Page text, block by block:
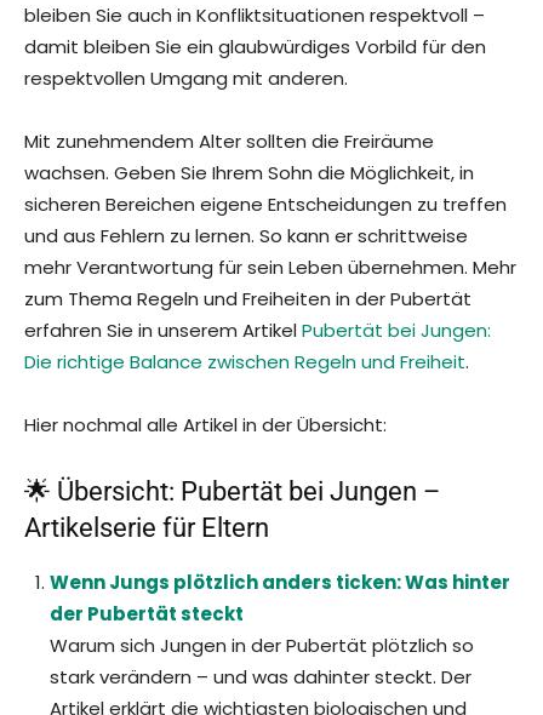
bleiben Sie auch in Konfliktsituationen respektvoll –
damit bleiben Sie ein glaubwürdiges Vorbild für den
respektvollen Umgang mit anderen.
Mit zunehmendem Alter sollten die Freiräume
wachsen. Geben Sie Ihrem Sohn die Möglichkeit, in
sicheren Bereichen eigene Entscheidungen zu treffen
und aus Fehlern zu lernen. So kann er schrittweise
mehr Verantwortung für sein Leben übernehmen. Mehr
zum Thema Regeln und Freiheiten in der Pubertät
erfahren Sie in unserem ArtikelPubertät bei Jungen:
Die richtige Balance zwischen Regeln und Freiheit.
Hier nochmal alle Artikel in der Übersicht:
🌟 Übersicht: Pubertät bei Jungen –
Artikelserie für Eltern
Wenn Jungs plötzlich anders ticken: Was hinter
der Pubertät steckt
Warum sich Jungen in der Pubertät plötzlich so
stark verändern – und was dahinter steckt. Der
Artikel erklärt die wichtigsten biologischen und